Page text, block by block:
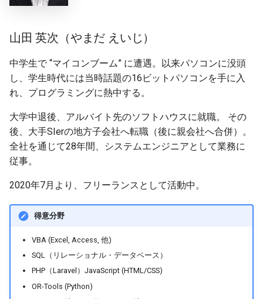
山田 英次（やまだ えいじ）
中学生で “マイコンブーム” に遭遇。以来パソコンに没頭
し、学生時代には当時話題の16ビットパソコンを手に入
れ、プログラミングに熱中する。
大学中退後、アルバイト先のソフトハウスに就職。 その
後、大手SIerの地方子会社へ転職（後に親会社へ合併）。
全社を通じて28年間、システムエンジニアとして業務に
従事。
2020年7月より、フリーランスとして活動中。
得意分野
VBA (Excel, Access, 他)
SQL（リレーショナル・データベース）
PHP（Laravel）JavaScript (HTML/CSS)
OR-Tools (Python)